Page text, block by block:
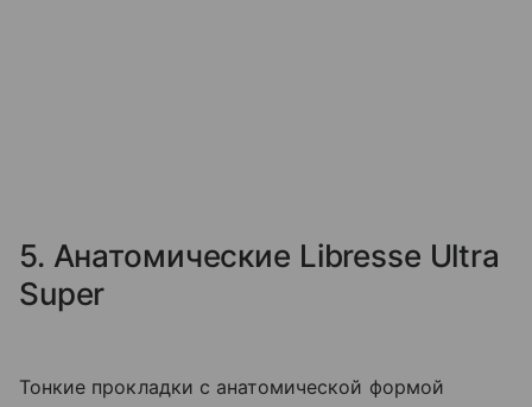
5. Анатомические Libresse Ultra
Super
Тонкие прокладки с анатомической формой